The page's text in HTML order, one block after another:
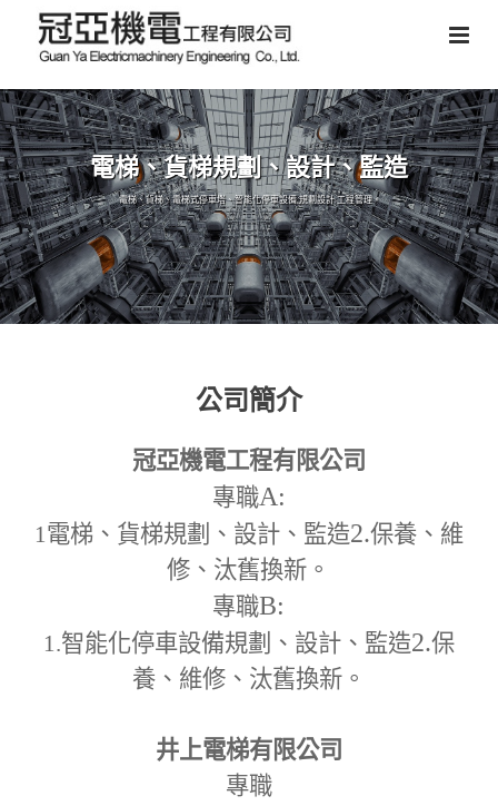
電梯、貨梯規劃、設計、監造
電梯、貨梯、電梯式停車塔、智能化停車設備,規劃設計,工程管理。
公司簡介
冠亞機電工程有限公司
專職A:
1電梯、貨梯規劃、設計、監造2.保養、維
修、汰舊換新。
專職B:
1.智能化停車設備規劃、設計、監造2.保
養、維修、汰舊換新。
井上電梯有限公司
專職